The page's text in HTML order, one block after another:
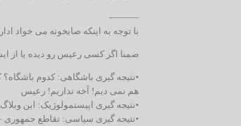
———-
با توجه به اینکه صابخونه می خواد
ضمنا اگر کسی رعیس رو دیده یا از
•نتیجه گیری باشگاهی: کدوم
هم نمی دیم! آخه نداریم! رعیس
•نتیجه گیری اپیستمولوژیک: این
•نتیجه گیری سیاسی: تقاطع جمهوری